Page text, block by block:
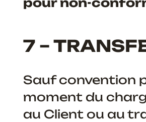
7 –
Sauf convention
moment du
au Client ou au